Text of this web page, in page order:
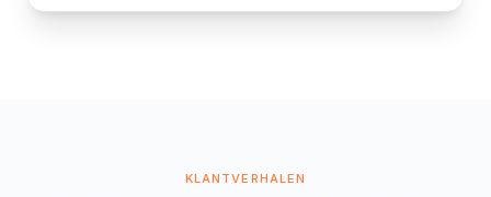
KLANTVERHALEN